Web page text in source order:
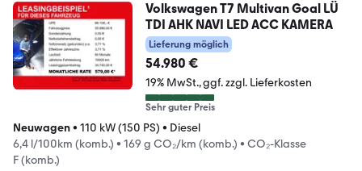
Volkswagen T7 Multivan Goal LÜ
TDI AHK NAVI LED ACC KAMERA
Lieferung möglich
54.980 €
19% MwSt. ggf. zzgl. Lieferkosten
Sehr guter Preis
Neuwagen• 110 kW (150 PS) • Diesel
6,4 l/100km (komb.) • 169 g CO₂/km (komb.) • CO₂-Klasse
F (komb.)